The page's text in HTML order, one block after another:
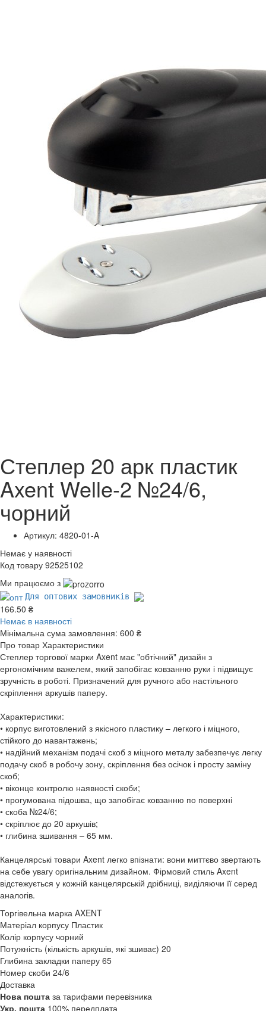
Степлер 20 арк пластик
Axent Welle-2 №24/6,
чорний
Артикул: 4820-01-A
Немає у наявності
Код товару 92525102
Ми працюємо з
Для оптових замовників
166.50 ₴
Немає в наявності
Мінімальна сума замовлення: 600 ₴
Про товар Характеристики
Степлер торгової марки Axent має "обтічний" дизайн з
ергономічним важелем, який запобігає ковзанню руки і підвищує
зручність в роботі. Призначений для ручного або настільного
скріплення аркушів паперу.
Характеристики:
• корпус виготовлений з якісного пластику – легкого і міцного,
стійкого до навантажень;
• надійний механізм подачі скоб з міцного металу забезпечує легку
подачу скоб в робочу зону, скріплення без осічок і просту заміну
скоб;
• віконце контролю наявності скоби;
• прогумована підошва, що запобігає ковзанню по поверхні
• скоба №24/6;
• скріплює до 20 аркушів;
• глибина зшивання – 65 мм.
Канцелярські товари Axent легко впізнати: вони миттєво звертають
на себе увагу оригінальним дизайном. Фірмовий стиль Axent
відстежується у кожній канцелярській дрібниці, виділяючи її серед
аналогів.
Торгівельна марка AXENT
Матеріал корпусу Пластик
Колір корпусу чорний
Потужність (кількість аркушів, які зшиває) 20
Глибина закладки паперу 65
Номер скоби 24/6
Доставка
Нова пошта за тарифами перевізника
Укр. пошта 100% передплата